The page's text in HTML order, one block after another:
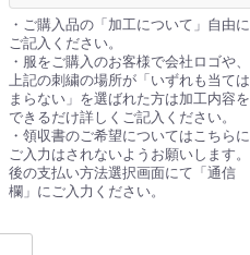
・ご購入品の「加工について」自由に
ご記入ください。
・服をご購入のお客様で会社ロゴや、
上記の刺繍の場所が「いずれも当ては
まらない」を選ばれた方は加工内容を
できるだけ詳しくご記入ください。
・領収書のご希望についてはこちらに
ご入力はされないようお願いします。
後の支払い方法選択画面にて「通信
欄」にご入力ください。